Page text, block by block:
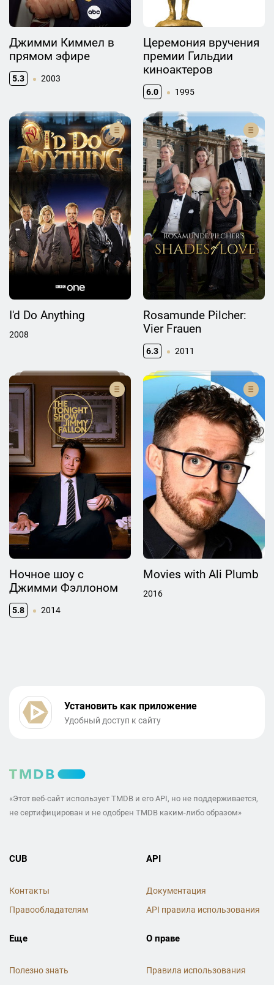
Джимми Киммел в
прямом эфире
5.3 2003
Церемония вручения
премии Гильдии
киноактеров
6.0 1995
I'd Do Anything
2008
Rosamunde Pilcher:
Vier Frauen
6.3 2011
Ночное шоу с
Джимми Фэллоном
5.8 2014
Movies with Ali Plumb
2016
Установить как приложение
Удобный доступ к сайту
«Этот веб-сайт использует TMDB и его API, но не поддерживается,
не сертифицирован и не одобрен TMDB каким-либо образом»
CUB
Контакты
Правообладателям
API
Документация
API правила использования
Еще
Полезно знать
О праве
Правила использования